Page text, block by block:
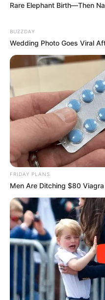
Achei uma graça, bem
luciene da slva
amei a ideia,pratica e
josilda dantas
Muito bom mesmo!!!
Sempre gostos das
As suas são práticas
Claudomira
Adorei as publicações
Helena de Oliveira
Sigo com muita
Rare Elephant Birth—Then
BUZZDAY
Wedding Photo Goes Viral
FRIDAY PLANS
Men Are Ditching $80 Viagra